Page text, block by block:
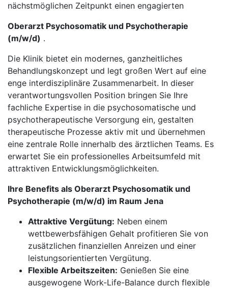
nächstmöglichen Zeitpunkt einen engagierten
Oberarzt Psychosomatik und Psychotherapie
(m/w/d) .
Die Klinik bietet ein modernes, ganzheitliches
Behandlungskonzept und legt großen Wert auf eine
enge interdisziplinäre Zusammenarbeit. In dieser
verantwortungsvollen Position bringen Sie Ihre
fachliche Expertise in die psychosomatische und
psychotherapeutische Versorgung ein, gestalten
therapeutische Prozesse aktiv mit und übernehmen
eine zentrale Rolle innerhalb des ärztlichen Teams. Es
erwartet Sie ein professionelles Arbeitsumfeld mit
attraktiven Entwicklungsmöglichkeiten.
Ihre Benefits als Oberarzt Psychosomatik und
Psychotherapie (m/w/d) im Raum Jena
Attraktive Vergütung: Neben einem
wettbewerbsfähigen Gehalt profitieren Sie von
zusätzlichen finanziellen Anreizen und einer
leistungsorientierten Vergütung.
Flexible Arbeitszeiten: Genießen Sie eine
ausgewogene Work-Life-Balance durch flexible